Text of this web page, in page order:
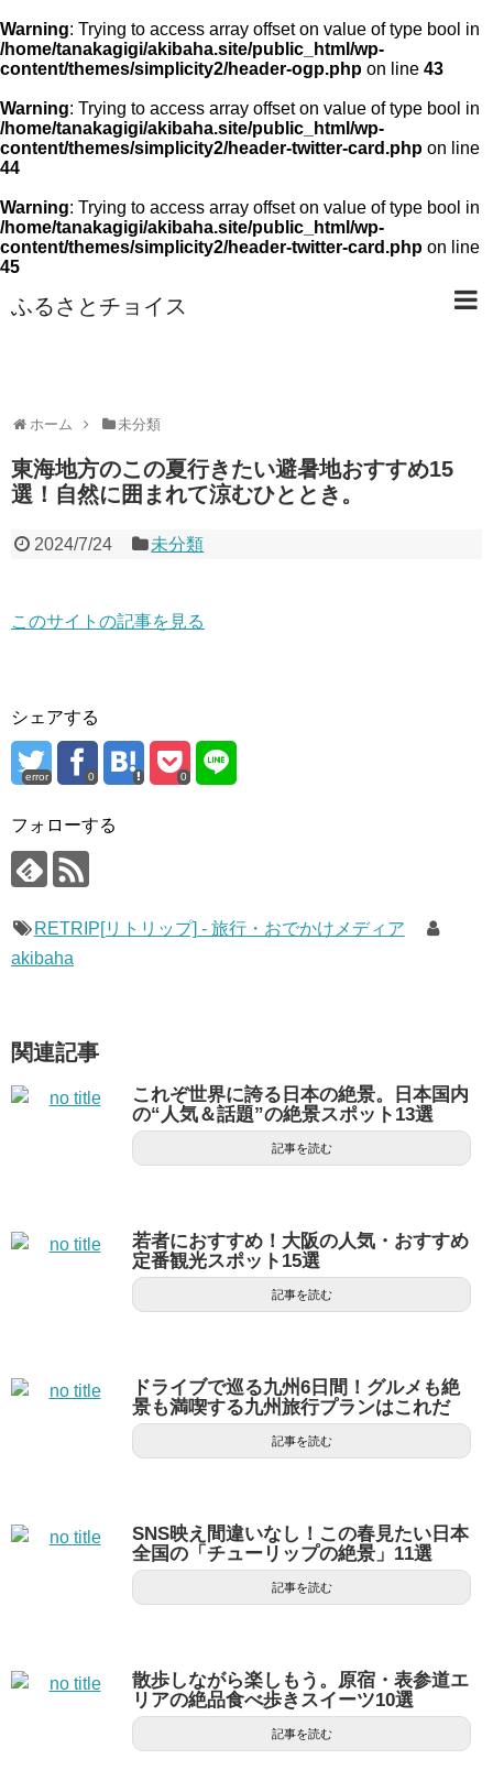
Warning: Trying to access array offset on value of type bool in
/home/tanakagigi/akibaha.site/public_html/wp-
content/themes/simplicity2/header-ogp.php on line 43
Warning: Trying to access array offset on value of type bool in
/home/tanakagigi/akibaha.site/public_html/wp-
content/themes/simplicity2/header-twitter-card.php on line
44
Warning: Trying to access array offset on value of type bool in
/home/tanakagigi/akibaha.site/public_html/wp-
content/themes/simplicity2/header-twitter-card.php on line
45
ふるさとチョイス
ホーム 未分類
東海地方のこの夏行きたい避暑地おすすめ15
選！自然に囲まれて涼むひととき。
2024/7/24 未分類
このサイトの記事を見る
シェアする
error 0 0
フォローする
RETRIP[リトリップ] - 旅行・おでかけメディア
akibaha
関連記事
これぞ世界に誇る日本の絶景。日本国内
の“人気＆話題”の絶景スポット13選
記事を読む
若者におすすめ！大阪の人気・おすすめ
定番観光スポット15選
記事を読む
ドライブで巡る九州6日間！グルメも絶
景も満喫する九州旅行プランはこれだ
記事を読む
SNS映え間違いなし！この春見たい日本
全国の「チューリップの絶景」11選
記事を読む
散歩しながら楽しもう。原宿・表参道エ
リアの絶品食べ歩きスイーツ10選
記事を読む